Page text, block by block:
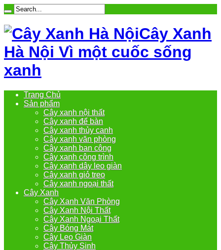
Cây Xanh
Hà Nội Vì một cuốc sống
xanh
Trang Chủ
Sản phẩm
Cây xanh nội thất
Cây xanh để bàn
Cây xanh thủy canh
Cây xanh văn phòng
Cây xanh ban công
Cây xanh công trình
Cây xanh dây leo giàn
Cây xanh giỏ treo
Cây xanh ngoại thất
Cây Xanh
Cây Xanh Văn Phòng
Cây Xanh Nội Thất
Cây Xanh Ngoại Thất
Cây Bóng Mát
Cây Leo Giàn
Cây Thủy Sinh